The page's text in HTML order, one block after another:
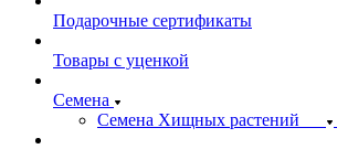
Подарочные сертификаты
Товары с уценкой
Семена
Семена Хищных растений